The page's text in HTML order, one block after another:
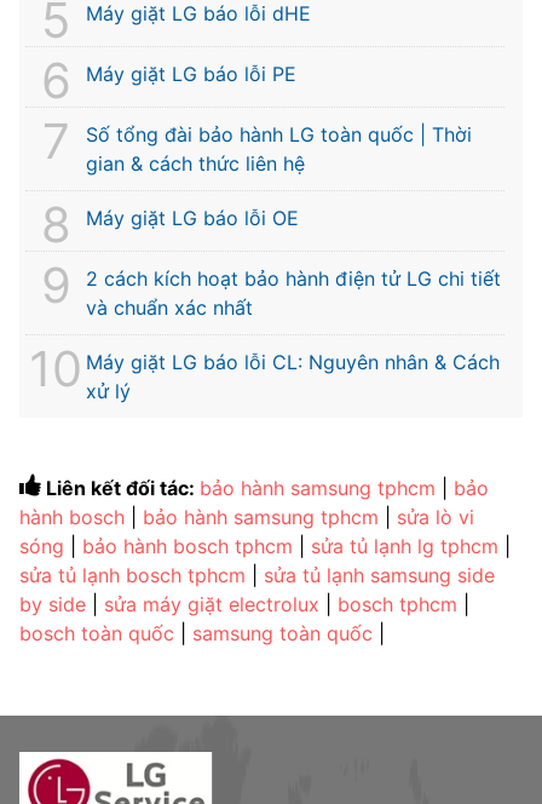
Máy giặt LG báo lỗi dHE
Máy giặt LG báo lỗi PE
Số tổng đài bảo hành LG toàn quốc | Thời
gian & cách thức liên hệ
Máy giặt LG báo lỗi OE
2 cách kích hoạt bảo hành điện tử LG chi tiết
và chuẩn xác nhất
Máy giặt LG báo lỗi CL: Nguyên nhân & Cách
xử lý
Liên kết đối tác: bảo hành samsung tphcm
bảo
hành bosch
bảo hành samsung tphcm
sửa lò vi
sóng
bảo hành bosch tphcm sửa tủ lạnh lg tphcm
sửa tủ lạnh bosch tphcm
sửa tủ lạnh samsung side
by side
sửa máy giặt electrolux bosch tphcm
bosch toàn quốc
samsung toàn quốc